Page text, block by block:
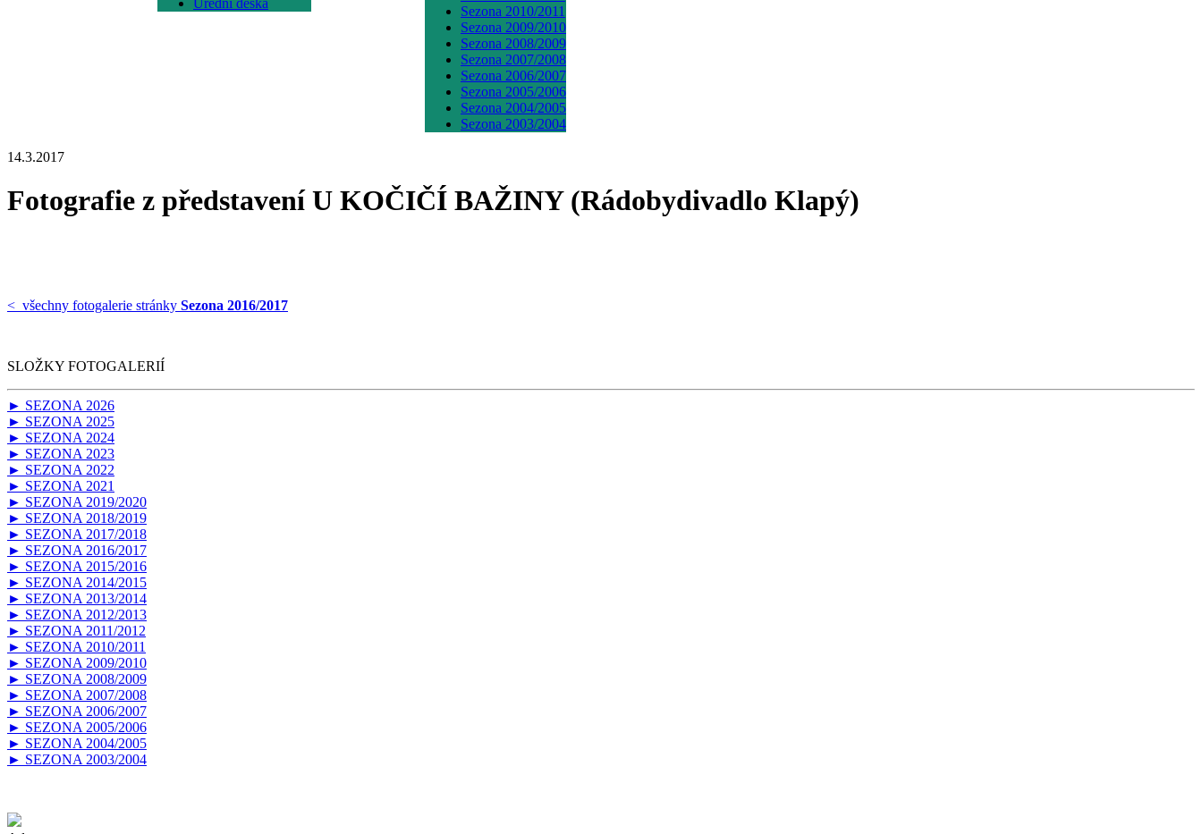
Úřední deska
Sezona 2010/2011
Sezona 2009/2010
Sezona 2008/2009
Sezona 2007/2008
Sezona 2006/2007
Sezona 2005/2006
Sezona 2004/2005
Sezona 2003/2004
14.3.2017
Fotografie z představení U KOČIČÍ BAŽINY (Rádobydivadlo Klapý)
< všechny fotogalerie stránky Sezona 2016/2017
SLOŽKY FOTOGALERIÍ
► SEZONA 2026
► SEZONA 2025
► SEZONA 2024
► SEZONA 2023
► SEZONA 2022
► SEZONA 2021
► SEZONA 2019/2020
► SEZONA 2018/2019
► SEZONA 2017/2018
► SEZONA 2016/2017
► SEZONA 2015/2016
► SEZONA 2014/2015
► SEZONA 2013/2014
► SEZONA 2012/2013
► SEZONA 2011/2012
► SEZONA 2010/2011
► SEZONA 2009/2010
► SEZONA 2008/2009
► SEZONA 2007/2008
► SEZONA 2006/2007
► SEZONA 2005/2006
► SEZONA 2004/2005
► SEZONA 2003/2004